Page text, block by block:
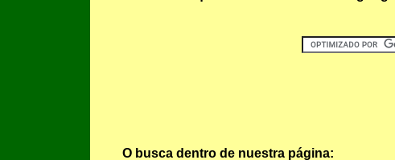
O busca dentro de nuestra página: